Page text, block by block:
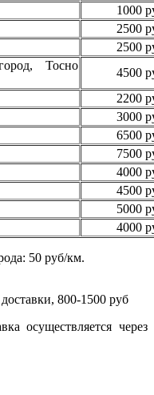
1000
2500
2500
Тосно
4500
2200
3000
6500
7500
4000
4500
5000
4000
50 руб/км.
800-1500 руб
осуществляется через